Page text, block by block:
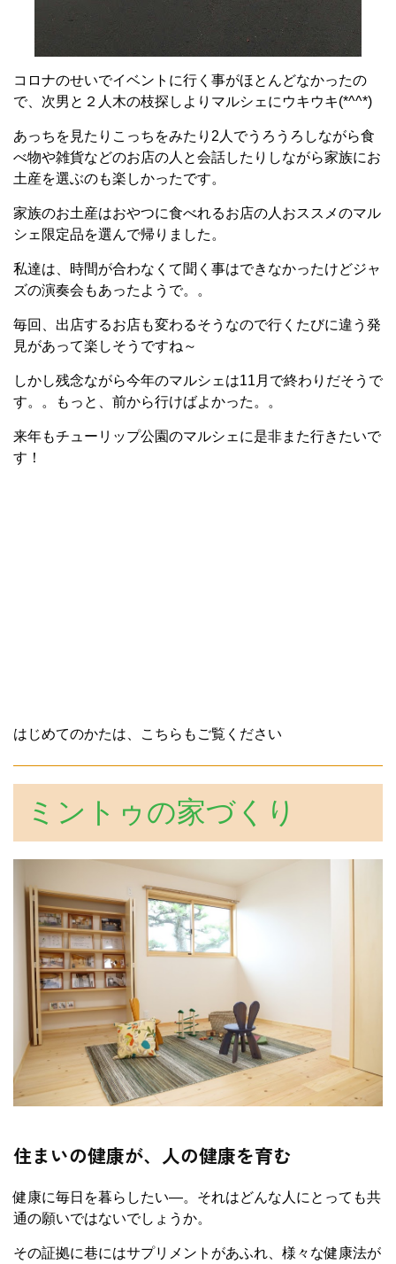
コロナのせいでイベントに行く事がほとんどなかったの
で、次男と２人木の枝探しよりマルシェにウキウキ(*^^*)
あっちを見たりこっちをみたり2人でうろうろしながら食
べ物や雑貨などのお店の人と会話したりしながら家族にお
土産を選ぶのも楽しかったです。
家族のお土産はおやつに食べれるお店の人おススメのマル
シェ限定品を選んで帰りました。
私達は、時間が合わなくて聞く事はできなかったけどジャ
ズの演奏会もあったようで。。
毎回、出店するお店も変わるそうなので行くたびに違う発
見があって楽しそうですね～
しかし残念ながら今年のマルシェは11月で終わりだそうで
す。。もっと、前から行けばよかった。。
来年もチューリップ公園のマルシェに是非また行きたいで
す！
はじめてのかたは、こちらもご覧ください
ミントゥの家づくり
住まいの健康が、人の健康を育む
健康に毎日を暮らしたい―。それはどんな人にとっても共
通の願いではないでしょうか。
その証拠に巷にはサプリメントがあふれ、様々な健康法が